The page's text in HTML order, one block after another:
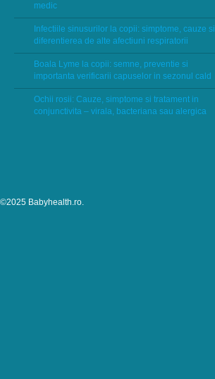
medic
Infectiile sinusurilor la copii: simptome, cauze si
diferentierea de alte afectiuni respiratorii
Boala Lyme la copii: semne, preventie si
importanta verificarii capuselor in sezonul cald
Ochii rosii: Cauze, simptome si tratament in
conjunctivita – virala, bacteriana sau alergica
©2025 Babyhealth.ro.